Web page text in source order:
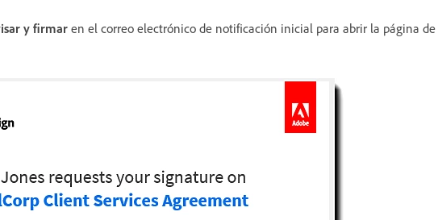
y firmar en el correo electrónico de notificación inicial para abrir la página de